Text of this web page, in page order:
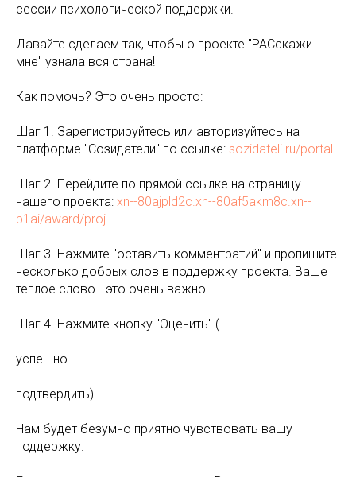
сессии психологической поддержки.
Давайте сделаем так, чтобы о проекте "РАСскажи
мне" узнала вся страна!
Как помочь? Это очень просто:
Шаг 1. Зарегистрируйтесь или авторизуйтесь на
платформе "Созидатели" по ссылке: sozidateli.ru/portal
Шаг 2. Перейдите по прямой ссылке на страницу
нашего проекта: xn--80ajpld2c.xn--80af5akm8c.xn--
p1ai/award/proj...
Шаг 3. Нажмите "оставить комментратий" и пропишите
несколько добрых слов в поддержку проекта. Ваше
теплое слово - это очень важно!
Шаг 4. Нажмите кнопку "Оценить" (
успешно
подтвердить).
Нам будет безумно приятно чувствовать вашу
поддержку.